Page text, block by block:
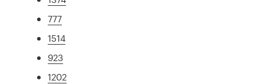
777
1514
923
1202